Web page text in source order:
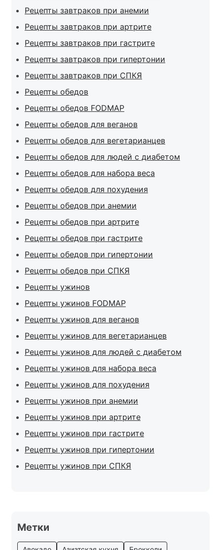
Рецепты завтраков при анемии
Рецепты завтраков при артрите
Рецепты завтраков при гастрите
Рецепты завтраков при гипертонии
Рецепты завтраков при СПКЯ
Рецепты обедов
Рецепты обедов FODMAP
Рецепты обедов для веганов
Рецепты обедов для вегетарианцев
Рецепты обедов для людей с диабетом
Рецепты обедов для набора веса
Рецепты обедов для похудения
Рецепты обедов при анемии
Рецепты обедов при артрите
Рецепты обедов при гастрите
Рецепты обедов при гипертонии
Рецепты обедов при СПКЯ
Рецепты ужинов
Рецепты ужинов FODMAP
Рецепты ужинов для веганов
Рецепты ужинов для вегетарианцев
Рецепты ужинов для людей с диабетом
Рецепты ужинов для набора веса
Рецепты ужинов для похудения
Рецепты ужинов при анемии
Рецепты ужинов при артрите
Рецепты ужинов при гастрите
Рецепты ужинов при гипертонии
Рецепты ужинов при СПКЯ
Метки